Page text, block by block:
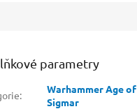
parametry
:
Warhammer Age of
Sigmar